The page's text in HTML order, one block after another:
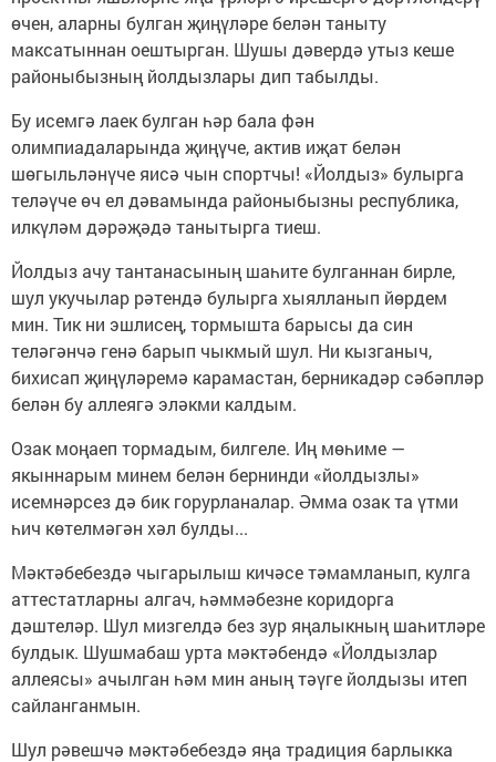
өчен, аларны булган җиңүләре белән таныту
максатыннан оештырган. Шушы дәвердә утыз кеше
районыбызның йолдызлары дип табылды.
Бу исемгә лаек булган һәр бала фән
олимпиадаларында җиңүче, актив иҗат белән
шөгыльләнүче яисә чын спортчы! «Йолдыз» булырга
теләүче өч ел дәвамында районыбызны республика,
илкүләм дәрәҗәдә танытырга тиеш.
Йолдыз ачу тантанасының шаһите булганнан бирле,
шул укучылар рәтендә булырга хыялланып йөрдем
мин. Тик ни эшлисең, тормышта барысы да син
теләгәнчә генә барып чыкмый шул. Ни кызганыч,
бихисап җиңүләремә карамастан, берникадәр сәбәпләр
белән бу аллеягә эләкми калдым.
Озак моңаеп тормадым, билгеле. Иң мөһиме —
якыннарым минем белән бернинди «йолдызлы»
исемнәрсез дә бик горурланалар. Әмма озак та үтми
һич көтелмәгән хәл булды...
Мәктәбебездә чыгарылыш кичәсе тәмамланып, кулга
аттестатларны алгач, һәммәбезне коридорга
дәштеләр. Шул мизгелдә без зур яңалыкның шаһитләре
булдык. Шушмабаш урта мәктәбендә «Йолдызлар
аллеясы» ачылган һәм мин аның тәүге йолдызы итеп
сайланганмын.
Шул рәвешчә мәктәбебездә яңа традиция барлыкка